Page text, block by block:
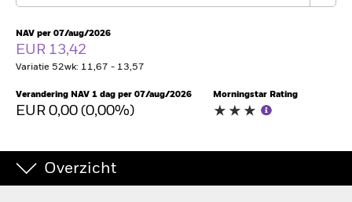
NAV per 07/aug/2026
EUR 13,42
Variatie 52wk: 11,67 - 13,57
Verandering NAV 1 dag per 07/aug/2026
EUR 0,00 (0,00%)
Morningstar Rating
Overzicht